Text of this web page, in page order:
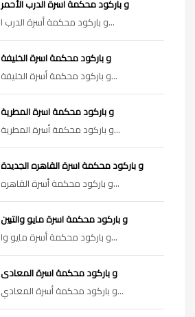
أجندة جلسات qr code و باركود محكمة اسرة الدرب الأحمر
أجندة جلسات qr code و باركود محكمة أسرة الدرب ا...
أجندة جلسات qr code و باركود محكمة اسرة الخليفة
أجندة جلسات qr code و باركود محكمة أسرة الخليفة...
أجندة جلسات qr code و باركود محكمة اسرة المطرية
أجندة جلسات qr code و باركود محكمة أسرة المطرية...
أجندة جلسات qr code و باركود محكمة اسرة القاهره الجديدة
أجندة جلسات qr code و باركود محكمة أسرة القاهره...
أجندة جلسات qr code و باركود محكمة اسرة مايو والتبين
أجندة جلسات qr code و باركود محكمة أسرة مايو وا...
أجندة جلسات qr code و باركود محكمة اسرة المعادى
أجندة جلسات qr code و باركود محكمة أسرة المعادي...